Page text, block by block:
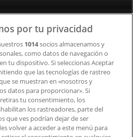
y de marketing
en el mapa
en la web o en la
por tu privacidad
1014socios almacenamos y
como datos de navegación o
tu dispositivo. Si seleccionas Aceptar
que las tecnologías de rastreo
se muestran en «nosotros y
datos para proporcionar». Si
tu consentimiento, los
los rastreadores, parte del
que ves podrían dejar de ser
volver a acceder a este menú para